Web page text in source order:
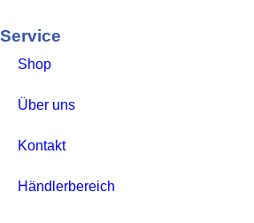
Service
Shop
Über uns
Kontakt
Händlerbereich